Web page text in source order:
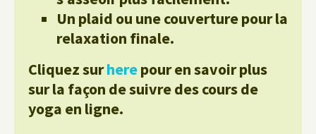
Un plaid ou une couverture pour la
relaxation finale.
Cliquez surherepour en savoir plus
sur la façon de suivre des cours de
yoga en ligne.